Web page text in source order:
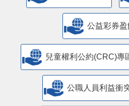
公益彩券
兒童權利公約(CRC)專
公職人員利益衝